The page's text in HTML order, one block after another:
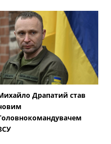
Драпатий став